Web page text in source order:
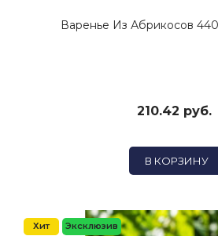
Варенье Из Абрикосов
210.42 руб.
В КОРЗИНУ
Хит Эксклюзив